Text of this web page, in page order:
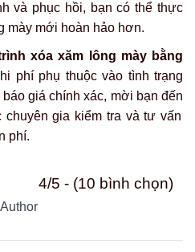
và phục hồi, bạn có thể thực
mày mới hoàn hảo hơn.
xóa xăm lông mày bằng
phí phụ thuộc vào tình trạng
giá chính xác, mời bạn đến
chuyên gia kiểm tra và tư vấn
phí.
4/5 - (10 bình chọn)